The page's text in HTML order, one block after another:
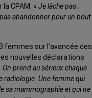
CPAM. « Je lâche pas ;
abandonner pour un bout
femmes sur l’avancée des
nouvelles déclarations
On prend au sérieux chaque
radiologie. Une femme qui
sa mammographie et qui ne